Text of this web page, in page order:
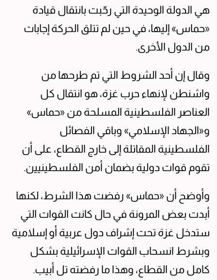
هي الدولة الوحيدة التي رحّبت بانتقال قيادة
«حماس» إليها، في حين لم تتلق الحركة إجابات
من الدول الأخرى.
وقال إن أحد الشروط التي تم طرحها من
واشنطن لإنهاء حرب غزة، هو انتقال كل
العناصر الفلسطينية المسلحة من «حماس»
و«الجهاد الإسلامي» وباقي الفصائل
الفلسطينية المقاتلة إلى خارج القطاع، على أن
تقوم قوات دولية بضمان أمن الفلسطينيين.
وأوضح أن «حماس» رفضت هذا الشرط، لكنها
أبدت بعض المرونة في حال كانت القوات التي
ستدخل غزة تحت إشراف دول عربية أو إسلامية
وبشرط انسحاب القوات الإسرائيلية بشكل
كامل من القطاع، وهذا ما رفضته تل أبيب.